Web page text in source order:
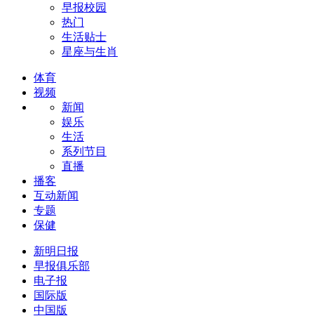
早报校园
热门
生活贴士
星座与生肖
体育
视频
新闻
娱乐
生活
系列节目
直播
播客
互动新闻
专题
保健
新明日报
早报俱乐部
电子报
国际版
中国版